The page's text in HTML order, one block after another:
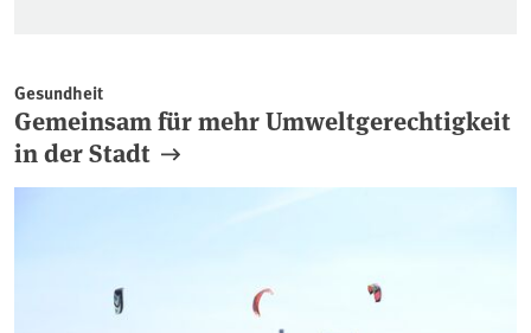
Gesundheit
Gemeinsam für mehr Umweltgerechtigkeit
in der Stadt